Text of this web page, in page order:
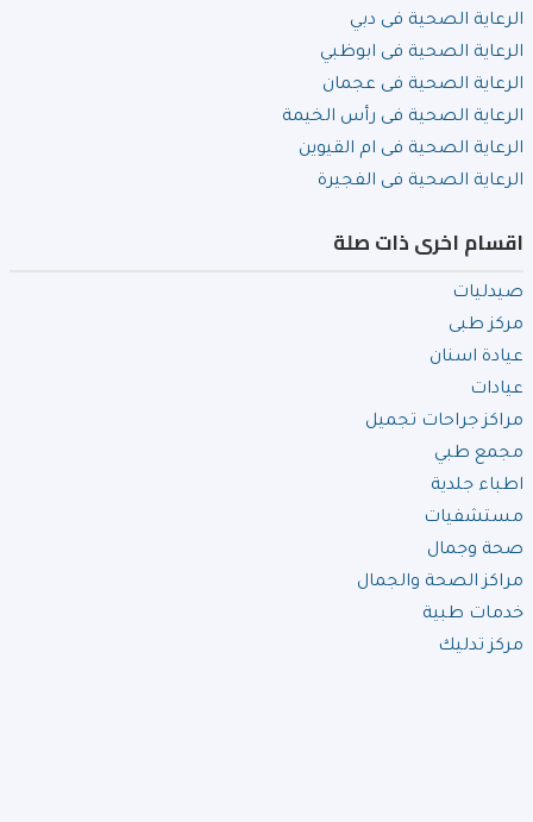
الرعاية الصحية فى دبي
الرعاية الصحية فى ابوظبي
الرعاية الصحية فى عجمان
الرعاية الصحية فى رأس الخيمة
الرعاية الصحية فى ام القيوين
الرعاية الصحية فى الفجيرة
اقسام اخرى ذات صلة
صيدليات
مركز طبى
عيادة اسنان
عيادات
مراكز جراحات تجميل
مجمع طبي
اطباء جلدية
مستشفيات
صحة وجمال
مراكز الصحة والجمال
خدمات طبية
مركز تدليك